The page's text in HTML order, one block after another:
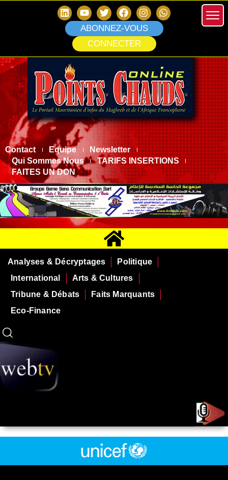
ABONNEZ-VOUS
CONNECTER
Contact Equipe
Newsletter
Qui Sommes Nous
TARIFS INSERTIONS
FAITES UN DON
Analyses & Décryptages
Politique
International
Arts & Cultures
Tribune & Débats
Faits Marquants
Eco-Finance